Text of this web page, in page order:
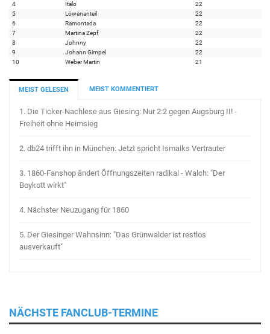
4
Italo
22
5
Löwenanteil
22
6
Ramontada
22
7
Martina Zepf
22
8
Johnny
22
9
Johann Gimpel
22
10
Weber Martin 21
MEIST GELESEN MEIST KOMMENTIERT
1. Die Ticker-Nachlese aus Giesing: Nur 2:2 gegen Augsburg II! -
Freiheit ohne Heimsieg
2. db24 trifft ihn in München: Jetzt spricht Ismaiks Vertrauter
3. 1860-Fanshop ändert Öffnungszeiten radikal - Walch: "Der
Boykott wirkt"
4. Nächster Neuzugang für 1860
5. Der Giesinger Wahnsinn: "Das Grünwalder ist restlos
ausverkauft"
NÄCHSTE FANCLUB-TERMINE